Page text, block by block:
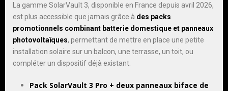
La gamme SolarVault 3, disponible en France depuis avril 2026,
est plus accessible que jamais grâce à des packs
promotionnels combinant batterie domestique et panneaux
photovoltaïques, permettant de mettre en place une petite
installation solaire sur un balcon, une terrasse, un toit, ou
compléter un dispositif déjà existant.
Pack SolarVault 3 Pro + deux panneaux biface de